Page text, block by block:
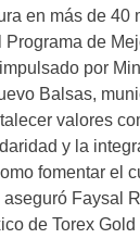
en más de 40
de
por
Balsas,
valores
y la
fomentar el
Faysal
de Torex Gold